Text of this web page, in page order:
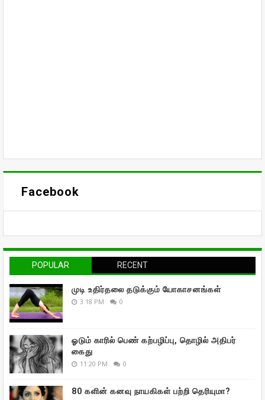
Facebook
POPULAR RECENT
முடி உதிர்தலை தடுக்கும் யோகாசனங்கள்
3:18 PM 0
ஓடும் காரில் பெண் கற்பழிப்பு, தொழில் அதிபர்
கைது
11:20 PM 0
80 களின் கனவு நாயகிகள் பற்றி தெரியுமா?